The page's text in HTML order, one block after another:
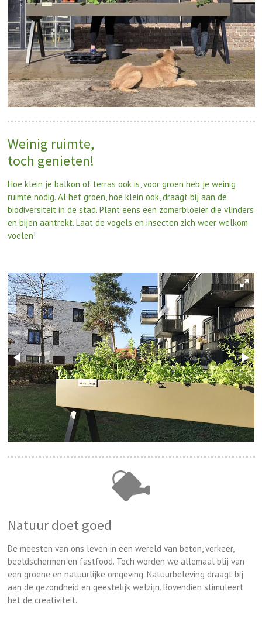
Weinig ruimte,
toch genieten!
Hoe klein je balkon of terras ook is, voor groen heb je weinig
ruimte nodig. Al het groen, hoe klein ook, draagt bij aan de
biodiversiteit in de stad. Plant eens een zomerbloeier die vlinders
en bijen aantrekt. Laat de vogels en insecten zich weer welkom
voelen!
Natuur doet goed
De meesten van ons leven in een wereld van beton, verkeer,
beeldschermen en fastfood. Toch worden we allemaal blij van
een groene en natuurlijke omgeving. Natuurbeleving draagt bij
aan de gezondheid en geestelijk welzijn. Bovendien stimuleert
het de creativiteit.